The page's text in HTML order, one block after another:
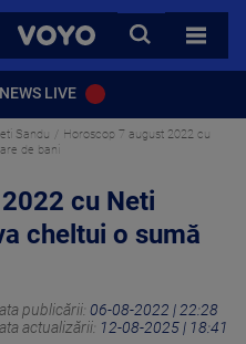
VOYO
CAUTA
TOATE
LIVE
Sandu
Horoscop 7 august 2022 cu
de bani
cu Neti
cheltui o sumă
publicării: 06-08-2022 | 22:28
actualizării: 12-08-2025 | 18:41